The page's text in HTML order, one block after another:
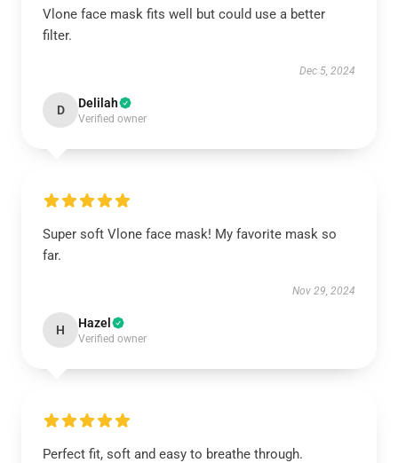
Vlone face mask fits well but could use a better
filter.
Dec 5, 2024
D Delilah
Verified owner
Super soft Vlone face mask! My favorite mask so
far.
Nov 29, 2024
H Hazel
Verified owner
Perfect fit, soft and easy to breathe through.